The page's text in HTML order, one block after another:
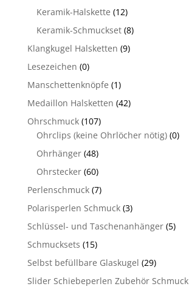
Keramik-Halskette (12)
Keramik-Schmuckset (8)
Klangkugel Halsketten (9)
Lesezeichen (0)
Manschettenknöpfe (1)
Medaillon Halsketten (42)
Ohrschmuck (107)
Ohrclips (keine Ohrlöcher nötig) (0)
Ohrhänger (48)
Ohrstecker (60)
Perlenschmuck (7)
Polarisperlen Schmuck (3)
Schlüssel- und Taschenanhänger (5)
Schmucksets (15)
Selbst befüllbare Glaskugel (29)
Slider Schiebeperlen Zubehör Schmuck